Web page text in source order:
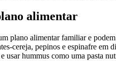
alimentar
plano alimentar familiar e
cereja, pepinos e espinafre em
usar hummus como uma pasta